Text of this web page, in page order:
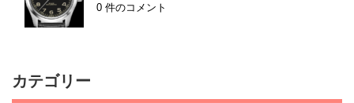
0 件のコメント
カテゴリー